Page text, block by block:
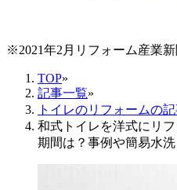
※2021年2月リフォーム産業新
TOP»
記事一覧»
トイレのリフォームの
和式トイレを洋式にリ
期間は？事例や簡易水